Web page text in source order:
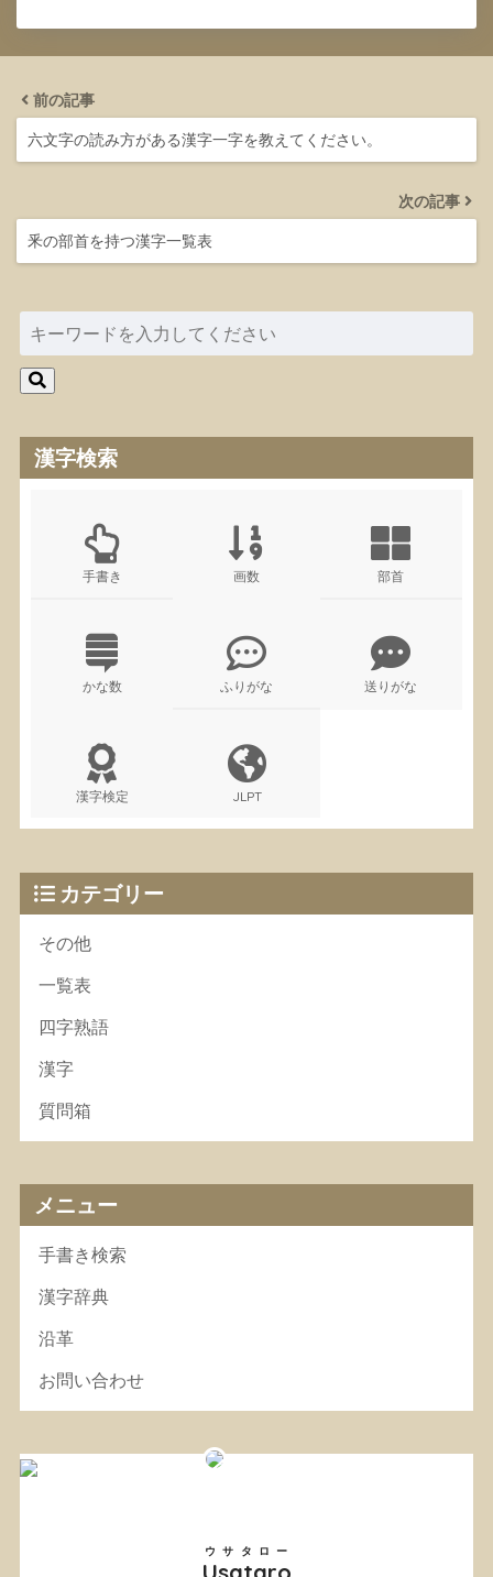
前の記事
六文字の読み方がある漢字一字を教えてください。
次の記事
釆の部首を持つ漢字一覧表
漢字検索
手書き 画数 部首
かな数 ふりがな 送りがな
漢字検定 JLPT
カテゴリー
その他
一覧表
四字熟語
漢字
質問箱
メニュー
手書き検索
漢字辞典
沿革
お問い合わせ
ウサタロー